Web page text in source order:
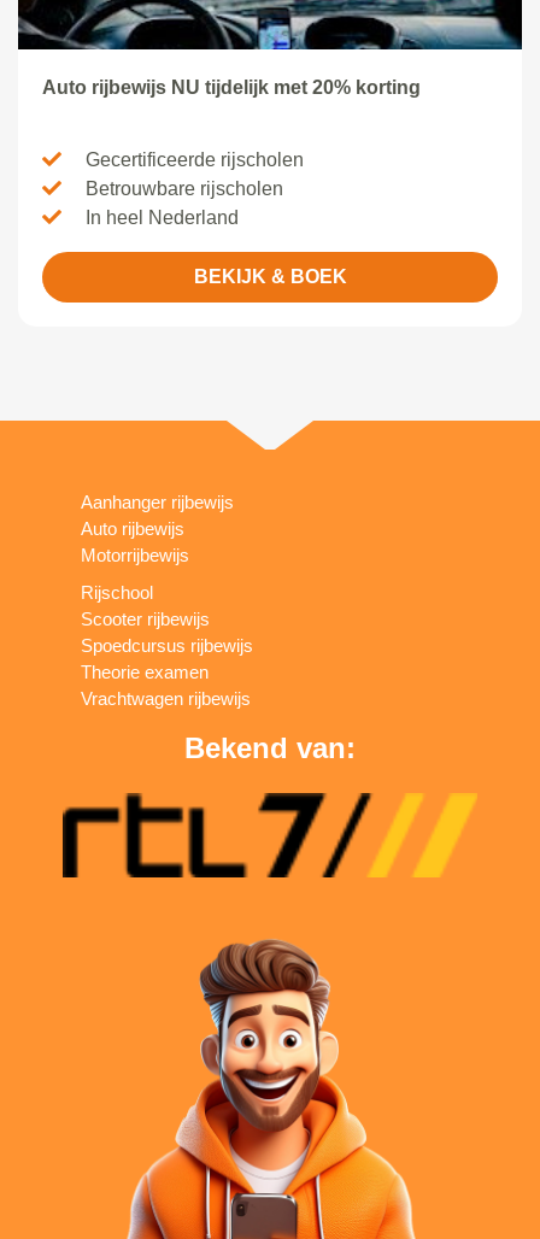
Auto rijbewijs NU tijdelijk met 20% korting
Gecertificeerde rijscholen
Betrouwbare rijscholen
In heel Nederland
BEKIJK & BOEK
Aanhanger rijbewijs
Auto rijbewijs
Motorrijbewijs
Rijschool
Scooter rijbewijs
Spoedcursus rijbewijs
Theorie examen
Vrachtwagen rijbewijs
Bekend van: